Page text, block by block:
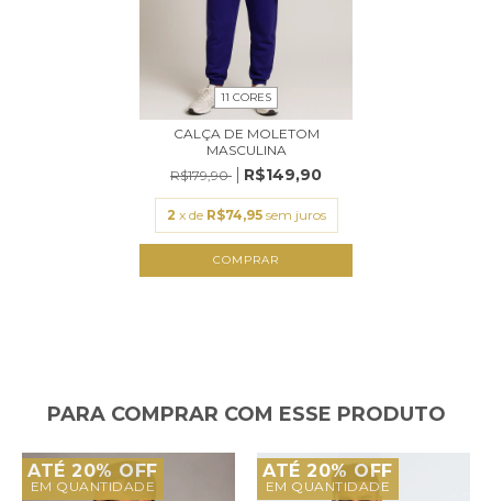
11 CORES
CALÇA DE MOLETOM
MASCULINA
R$179,90
R$149,90
2 x de R$74,95 sem juros
COMPRAR
PARA COMPRAR COM ESSE PRODUTO
ATÉ 20% OFF
EM QUANTIDADE
ATÉ 20% OFF
EM QUANTIDADE